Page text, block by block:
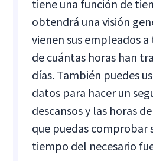
tiene una función de
obtendrá una visión
vienen sus empleados
de cuántas horas han
días. También puedes
datos para hacer un
descansos y las horas
que puedas comprobar
tiempo del necesario